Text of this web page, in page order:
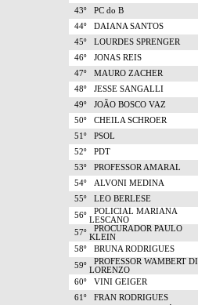
43º
PC do B
44º
DAIANA SANTOS
45º
LOURDES SPRENGER
46º
JONAS REIS
47º
MAURO ZACHER
48º
JESSE SANGALLI
49º
JOÃO BOSCO VAZ
50º
CHEILA SCHROER
51º
PSOL
52º
PDT
53º
PROFESSOR AMARAL
54º
ALVONI MEDINA
55º
LEO BERLESE
56º
POLICIAL MARIANA
LESCANO
57º
PROCURADOR PAULO
KLEIN
58º
BRUNA RODRIGUES
59º
PROFESSOR WAMBERT DI
LORENZO
60º
VINI GEIGER
61º
FRAN RODRIGUES